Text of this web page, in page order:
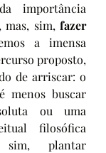
importância
mas, sim, fazer
a imensa
proposto,
de arriscar: o
menos buscar
ou uma
filosófica
sim, plantar